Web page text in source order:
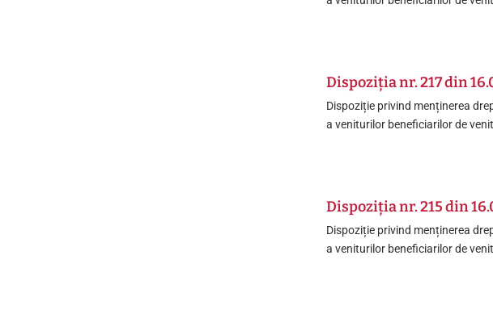
Dispoziția nr. 217 din
Dispoziție privind menținerea
a veniturilor beneficiarilor de
Dispoziția nr. 215 din
Dispoziție privind menținerea
a veniturilor beneficiarilor de